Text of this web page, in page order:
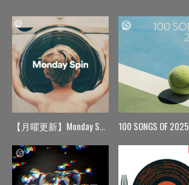
【月曜更新】Monday Spin 100 SONGS OF 2025